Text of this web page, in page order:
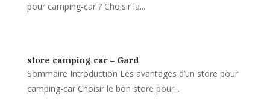
pour camping-car ? Choisir la...
store camping car – Gard
Sommaire Introduction Les avantages d’un store pour
camping-car Choisir le bon store pour...